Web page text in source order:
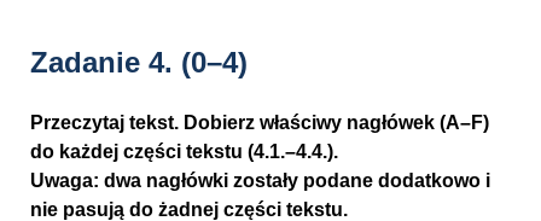
Zadanie 4. (0–4)
Przeczytaj tekst. Dobierz właściwy nagłówek (A–F)
do każdej części tekstu (4.1.–4.4.).
Uwaga: dwa nagłówki zostały podane dodatkowo i
nie pasują do żadnej części tekstu.